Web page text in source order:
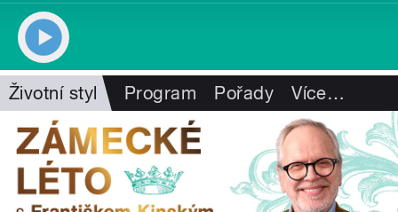
Životní styl Program Pořady Více…